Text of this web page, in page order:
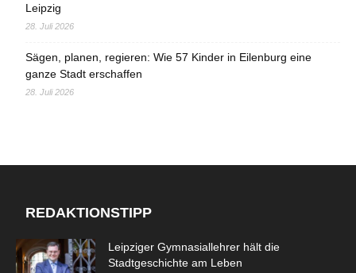
Leipzig
28. Juli 2026
Sägen, planen, regieren: Wie 57 Kinder in Eilenburg eine
ganze Stadt erschaffen
28. Juli 2026
REDAKTIONSTIPP
Leipziger Gymnasiallehrer hält die
Stadtgeschichte am Leben